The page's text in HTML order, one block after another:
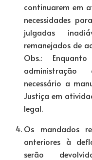
continuarem em
necessidades
julgadas
remanejados de
Obs.:
administração
necessário a
Justiça em
legal.
Os mandados
anteriores à
serão